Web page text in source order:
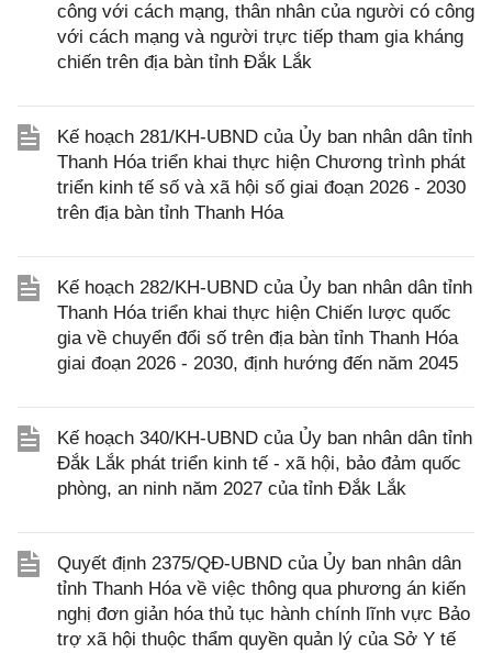
công với cách mạng, thân nhân của người có công
với cách mạng và người trực tiếp tham gia kháng
chiến trên địa bàn tỉnh Đắk Lắk
Kế hoạch 281/KH-UBND của Ủy ban nhân dân tỉnh
Thanh Hóa triển khai thực hiện Chương trình phát
triển kinh tế số và xã hội số giai đoạn 2026 - 2030
trên địa bàn tỉnh Thanh Hóa
Kế hoạch 282/KH-UBND của Ủy ban nhân dân tỉnh
Thanh Hóa triển khai thực hiện Chiến lược quốc
gia về chuyển đổi số trên địa bàn tỉnh Thanh Hóa
giai đoạn 2026 - 2030, định hướng đến năm 2045
Kế hoạch 340/KH-UBND của Ủy ban nhân dân tỉnh
Đắk Lắk phát triển kinh tế - xã hội, bảo đảm quốc
phòng, an ninh năm 2027 của tỉnh Đắk Lắk
Quyết định 2375/QĐ-UBND của Ủy ban nhân dân
tỉnh Thanh Hóa về việc thông qua phương án kiến
nghị đơn giản hóa thủ tục hành chính lĩnh vực Bảo
trợ xã hội thuộc thẩm quyền quản lý của Sở Y tế